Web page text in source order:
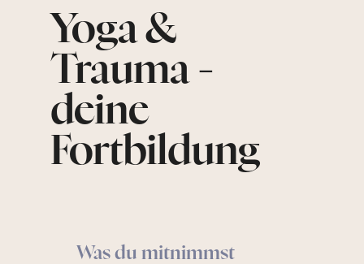
Yoga &
Trauma -
deine
Fortbildung
Was du mitnimmst